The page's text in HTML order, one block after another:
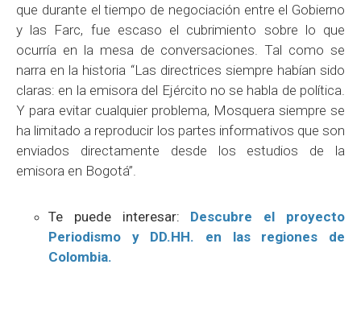
que durante el tiempo de negociación entre el Gobierno
y las Farc, fue escaso el cubrimiento sobre lo que
ocurría en la mesa de conversaciones. Tal como se
narra en la historia “Las directrices siempre habían sido
claras: en la emisora del Ejército no se habla de política.
Y para evitar cualquier problema, Mosquera siempre se
ha limitado a reproducir los partes informativos que son
enviados directamente desde los estudios de la
emisora en Bogotá”.
Te puede interesar: Descubre el proyecto
Periodismo y DD.HH. en las regiones de
Colombia.